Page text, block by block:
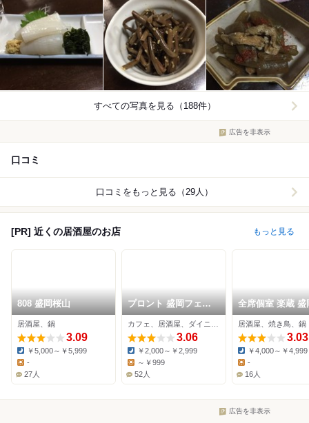
すべての写真を見る（188件）
広告を非表示
口コミ
口コミをもっと見る（29人）
[PR] 近くの居酒屋のお店 もっと見る
808 盛岡桜山
居酒屋、鍋
3.09
Dinner:
￥5,000～￥5,999
Lunch:
-
27人
プロント 盛岡フェザ
ン店
3.06
Dinner:
￥2,000～￥2,999
Lunch:
～￥999
52人
全席個室 楽蔵 盛
通店
居酒屋、焼き鳥、鍋
3.03
Dinner:
￥4,000～￥4,999
Lunch:
-
16人
広告を非表示